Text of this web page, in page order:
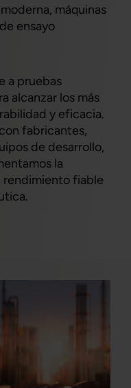
máquinas
ensayo
a pruebas
alcanzar los más
y eficacia.
fabricantes,
de desarrollo,
la
rendimiento fiable